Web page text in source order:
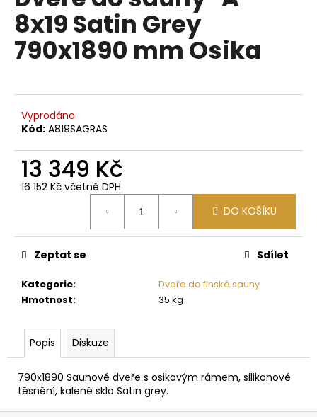
0,0
z
5
hvězdiček.
8x19 Satin Grey
790x1890 mm Osika
Vyprodáno
Kód: A819SAGRAS
13 349 Kč
16 152 Kč včetně DPH
DO KOŠÍKU
Kategorie:
Dveře do finské sauny
Hmotnost: 35 kg
Zeptat se Sdílet
Popis Diskuze
790x1890 Saunové dveře s osikovým rámem, silikonové
těsnění, kalené sklo Satin grey.
a
j
í
?
o
p
u
m
e